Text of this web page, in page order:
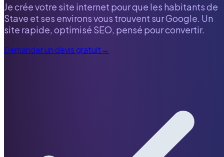
Je crée votre site internet pour que les habitants de
Stave et ses environs vous trouvent sur Google. Un
site rapide, optimisé SEO, pensé pour convertir.
Demander un devis gratuit→